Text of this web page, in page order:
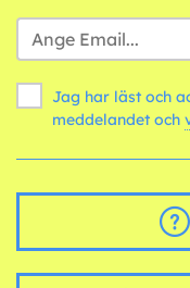
Jag har läst och
meddelandet och